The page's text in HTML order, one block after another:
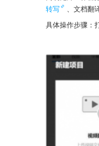
转写
、文档
具体操作步骤：